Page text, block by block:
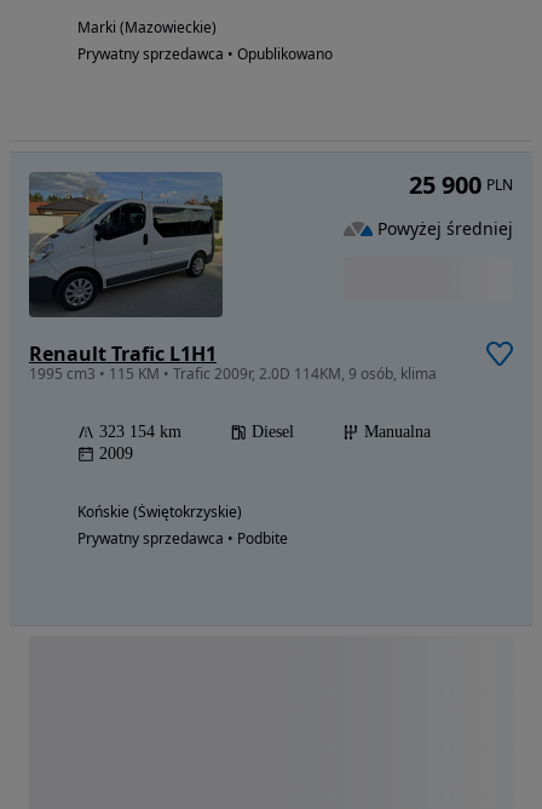
Marki (Mazowieckie)
Prywatny sprzedawca • Opublikowano
Renault Trafic L1H1
1995 cm3 • 115 KM • Trafic 2009r, 2.0D 114KM, 9 osób, klima
323 154 km Diesel
Manualna
2009
Końskie (Świętokrzyskie)
Prywatny sprzedawca • Podbite
25 900 PLN
Powyżej średniej